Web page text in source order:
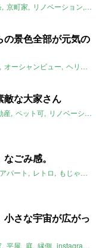
京町家 リノベーション
景色全部が元気の
オーシャンビュー ヘリンボーン
敵な大家さん
産 ペット可 リノベーション
ごみ感。
アパート レトロ もじゃもじゃ
さな宇宙が広がっ
平屋 庭 縁側 instagram